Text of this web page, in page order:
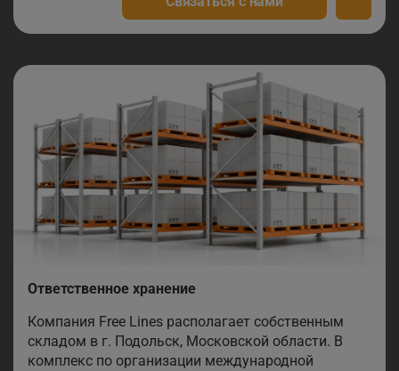
Ответственное хранение
Компания Free Lines располагает собственным
складом в г. Подольск, Московской области. В
комплекс по организации международной